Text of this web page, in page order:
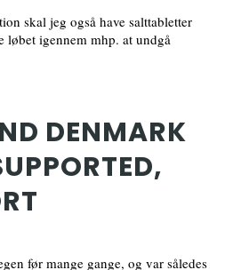
skal jeg også have salttabletter
løbet igennem mhp. at undgå
DENMARK
før mange gange, og var således